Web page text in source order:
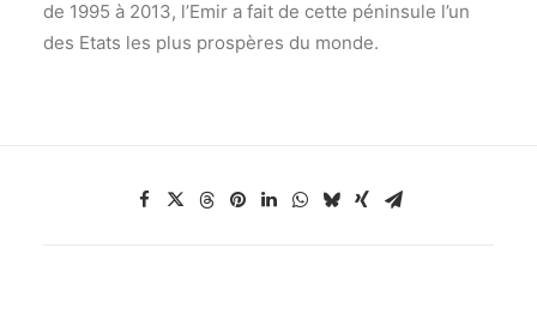
de 1995 à 2013, l’Emir a fait de cette péninsule l’un
des Etats les plus prospères du monde.